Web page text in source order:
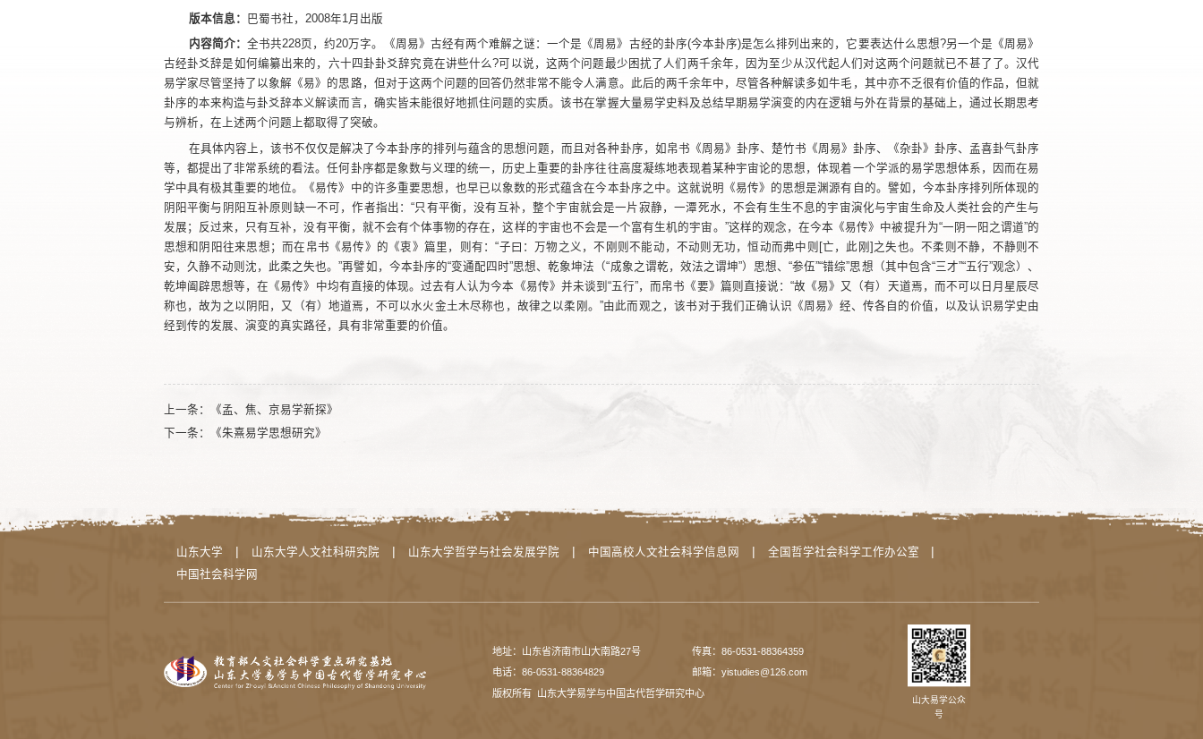
版本信息： 巴蜀书社，2008年1月出版
内容简介：全书共228页，约20万字。《周易》古经有两个难解之谜：一个是《周易》古经的卦序(今本卦序)是怎么排列出来的，它要表达什么思想?另一个是《周易》
古经卦爻辞是如何编纂出来的，六十四卦卦爻辞究竟在讲些什么?可以说，这两个问题最少困扰了人们两千余年，因为至少从汉代起人们对这两个问题就已不甚了了。汉代
易学家尽管坚持了以象解《易》的思路，但对于这两个问题的回答仍然非常不能令人满意。此后的两千余年中，尽管各种解读多如牛毛，其中亦不乏很有价值的作品，但就
卦序的本来构造与卦爻辞本义解读而言，确实皆未能很好地抓住问题的实质。该书在掌握大量易学史料及总结早期易学演变的内在逻辑与外在背景的基础上，通过长期思考
与辨析，在上述两个问题上都取得了突破。
在具体内容上，该书不仅仅是解决了今本卦序的排列与蕴含的思想问题，而且对各种卦序，如帛书《周易》卦序、楚竹书《周易》卦序、《杂卦》卦序、孟喜卦气卦序
等，都提出了非常系统的看法。任何卦序都是象数与义理的统一，历史上重要的卦序往往高度凝练地表现着某种宇宙论的思想，体现着一个学派的易学思想体系，因而在易
学中具有极其重要的地位。《易传》中的许多重要思想，也早已以象数的形式蕴含在今本卦序之中。这就说明《易传》的思想是渊源有自的。譬如，今本卦序排列所体现的
阴阳平衡与阴阳互补原则缺一不可，作者指出：“只有平衡，没有互补，整个宇宙就会是一片寂静，一潭死水，不会有生生不息的宇宙演化与宇宙生命及人类社会的产生与
发展；反过来，只有互补，没有平衡，就不会有个体事物的存在，这样的宇宙也不会是一个富有生机的宇宙。”这样的观念，在今本《易传》中被提升为“一阴一阳之谓道”的
思想和阴阳往来思想；而在帛书《易传》的《衷》篇里，则有：“子曰：万物之义，不刚则不能动，不动则无功，恒动而弗中则[亡，此刚]之失也。不柔则不静，不静则不
安，久静不动则沈，此柔之失也。”再譬如，今本卦序的“变通配四时”思想、乾象坤法（“成象之谓乾，效法之谓坤”）思想、“参伍”“错综”思想（其中包含“三才”“五行”观念）、
乾坤阖辟思想等，在《易传》中均有直接的体现。过去有人认为今本《易传》并未谈到“五行”，而帛书《要》篇则直接说：“故《易》又（有）天道焉，而不可以日月星辰尽
称也，故为之以阴阳，又（有）地道焉，不可以水火金土木尽称也，故律之以柔刚。”由此而观之，该书对于我们正确认识《周易》经、传各自的价值，以及认识易学史由
经到传的发展、演变的真实路径，具有非常重要的价值。
上一条：
《孟、焦、京易学新探》
下一条：
《朱熹易学思想研究》
山东大学 | 山东大学人文社科研究院 | 山东大学哲学与社会发展学院 | 中国高校人文社会科学信息网 | 全国哲学社会科学工作办公室 |
中国社会科学网
地址：山东省济南市山大南路27号
传真：86-0531-88364359
电话：86-0531-88364829
邮箱：yistudies@126.com
版权所有 山东大学易学与中国古代哲学研究中心
山大易学公众
号